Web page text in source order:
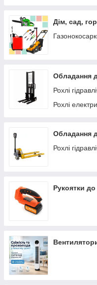
Дім, сад,
Обладання
Рохлі
Рохлі
Обладання
Рохлі
Рукоятки